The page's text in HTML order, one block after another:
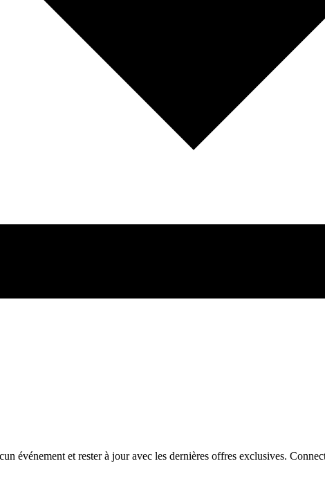
événement et rester à jour avec les dernières offres exclusives.